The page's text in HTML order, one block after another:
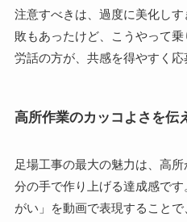
注意すべきは、過度に美化し
敗もあったけど、こうやって
労話の方が、共感を得やすく応
高所作業のカッコよさを伝
足場工事の最大の魅力は、高
分の手で作り上げる達成感で
がい」を動画で表現すること